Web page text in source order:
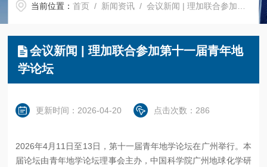
当前位置：首页 / 新闻资讯 / 会议新闻 | 理加联合参加第十一届青年地学论坛
会议新闻 | 理加联合参加第十一届青年地
学论坛
更新时间：2026-04-20 点击次数：286
2026年4月11日至13日，第十一届青年地学论坛在广州举行。本
届论坛由青年地学论坛理事会主办，中国科学院广州地球化学研